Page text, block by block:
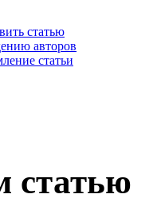
статью
авторов
статьи
статью